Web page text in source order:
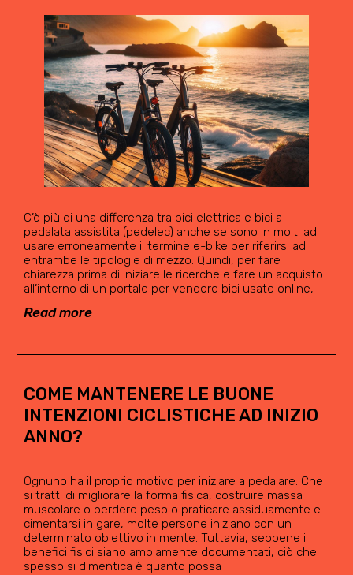
C’è più di una differenza tra bici elettrica e bici a
pedalata assistita (pedelec) anche se sono in molti ad
usare erroneamente il termine e-bike per riferirsi ad
entrambe le tipologie di mezzo. Quindi, per fare
chiarezza prima di iniziare le ricerche e fare un acquisto
all’interno di un portale per vendere bici usate online,
Read more
COME MANTENERE LE BUONE
INTENZIONI CICLISTICHE AD INIZIO
ANNO?
Ognuno ha il proprio motivo per iniziare a pedalare. Che
si tratti di migliorare la forma fisica, costruire massa
muscolare o perdere peso o praticare assiduamente e
cimentarsi in gare, molte persone iniziano con un
determinato obiettivo in mente. Tuttavia, sebbene i
benefici fisici siano ampiamente documentati, ciò che
spesso si dimentica è quanto possa